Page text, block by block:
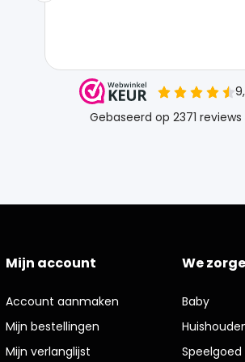
Mijn account
Account aanmaken
Mijn bestellingen
Mijn verlanglijst
We
Baby